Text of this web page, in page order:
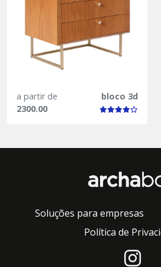
a partir de
2300.00
bloco 3d
Soluções para empresas
Política de